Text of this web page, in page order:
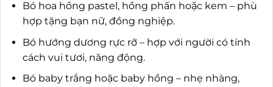
Bó hoa hồng pastel, hồng phấn hoặc kem – phù
hợp tặng bạn nữ, đồng nghiệp.
Bó hướng dương rực rỡ – hợp với người có tính
cách vui tươi, năng động.
Bó baby trắng hoặc baby hồng – nhẹ nhàng,